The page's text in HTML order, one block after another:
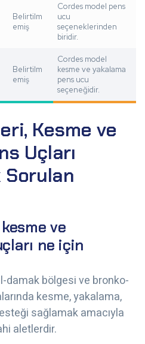
Belirtilm
emiş
Cordes model pens
ucu
seçeneklerinden
biridir.
Belirtilm
emiş
Cordes model
kesme ve yakalama
pens ucu
seçeneğidir.
Kesme ve
Uçları
Sorulan
ve
ne için
damak bölgesi ve bronko-
kesme, yakalama,
sağlamak amacıyla
aletlerdir.